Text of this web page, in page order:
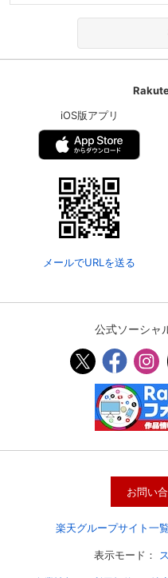
会員設定 会員情報
基
ジ
iOS版アプリ
メールでURLを送る
公式ソーシャ
お問い
楽天グループサイト一覧
表示モード：